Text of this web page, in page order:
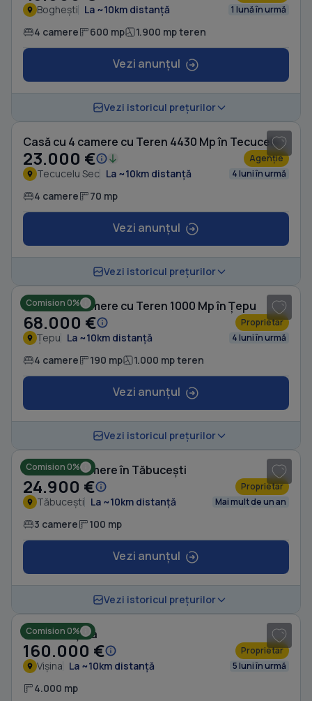
Boghești La ~10km distanță 1 lună în urmă
4 camere 600 mp 1.900 mp teren
Vezi anunțul
Vezi istoricul prețurilor
Casă cu 4 camere cu Teren 4430 Mp în Tecucelu Sec
23.000 € Agenție
Tecucelu Sec La ~10km distanță 4 luni în urmă
4 camere 70 mp
Vezi anunțul
Vezi istoricul prețurilor
Comision 0%
Casă cu 4 camere cu Teren 1000 Mp în Țepu
68.000 € Proprietar
Țepu La ~10km distanță 4 luni în urmă
4 camere 190 mp 1.000 mp teren
Vezi anunțul
Vezi istoricul prețurilor
Comision 0%
Casă cu 3 camere în Tăbucești
24.900 € Proprietar
Tăbucești La ~10km distanță Mai mult de un an
3 camere 100 mp
Vezi anunțul
Vezi istoricul prețurilor
Comision 0%
Casă în Vișina
160.000 € Proprietar
Vișina La ~10km distanță 5 luni în urmă
4.000 mp